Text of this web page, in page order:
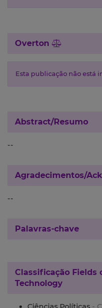
Overton
Esta publicação não está
Abstract/Resumo
--
Agradecimentos/
--
Palavras-chave
Classificação Fields
Technology